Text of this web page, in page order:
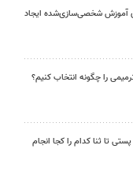
آموزش شخصی‌سازی‌شده ایجاد
را چگونه انتخاب کنیم؟
تا ثنا کدام را کجا انجام